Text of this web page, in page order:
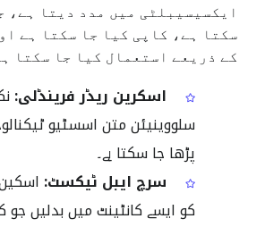
ایکسیسیبلٹی میں مدد دیتا ہے،
سکتا ہے، کاپی کیا جا سکتا ہے
کے ذریعے استعمال کیا جا سکتا
اسکرین ریڈر فرینڈلی:
سلووینیئن متن اسسٹیو
پڑھا جا سکتا ہے۔
سرچ ایبل ٹیکسٹ:
کو ایسے کانٹینٹ میں بدلیں جو